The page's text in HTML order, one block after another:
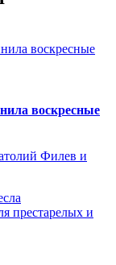
воскресные
Филев и